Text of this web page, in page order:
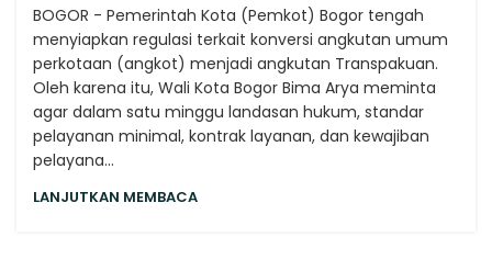
BOGOR - Pemerintah Kota (Pemkot) Bogor tengah
menyiapkan regulasi terkait konversi angkutan umum
perkotaan (angkot) menjadi angkutan Transpakuan.
Oleh karena itu, Wali Kota Bogor Bima Arya meminta
agar dalam satu minggu landasan hukum, standar
pelayanan minimal, kontrak layanan, dan kewajiban
pelayana...
LANJUTKAN MEMBACA